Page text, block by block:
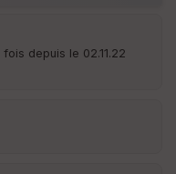
depuis le 02.11.22